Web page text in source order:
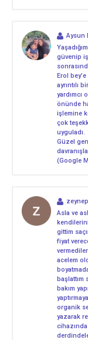
Aysun
güvenip
Erol
ayrıntılı
yardımcı
önünde
işlemine
çok
uyguladı.
Güzel
(Google
zeynep
Asla ve
gittim
fiyat
acelem
başlattım
bakım
organik
yazarak